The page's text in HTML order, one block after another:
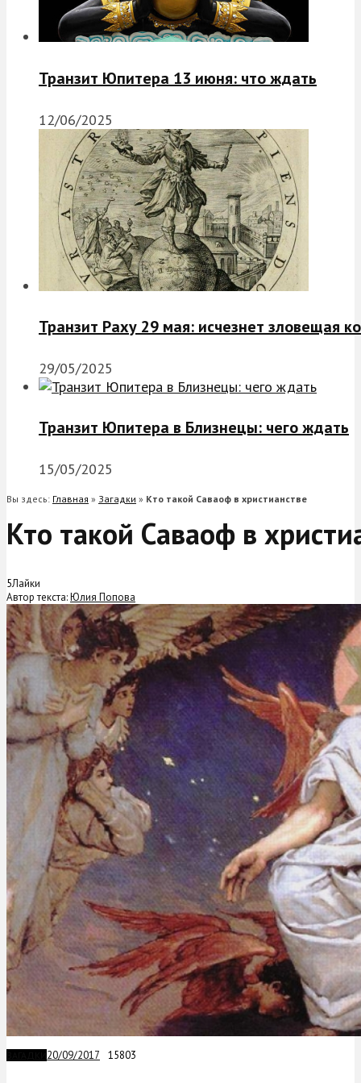
Транзит Юпитера 13 июня: что ждать
12/06/2025
Транзит Раху 29 мая: исчезнет зловещая
29/05/2025
Транзит Юпитера в Близнецы: чего ждать
15/05/2025
Вы здесь: Главная » Загадки » Кто такой Саваоф в христианстве
Кто такой Саваоф в
5Лайки
Автор текста:Юлия Попова
20/09/2017 15803